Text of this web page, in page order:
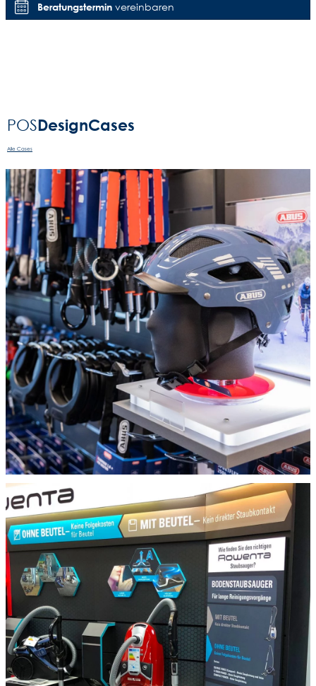
Beratungsterminvereinbaren
POSDesignCases
Alle Cases